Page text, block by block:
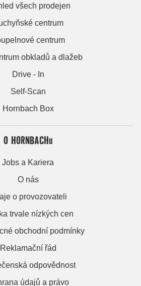
všech prodejen
centrum
centrum
obkladů a dlažeb
Drive - In
Self-Scan
Hornbach Box
O HORNBACHu
Jobs a Kariera
O nás
o provozovateli
trvale nízkých cen
obchodní podmínky
Reklamační řád
odpovědnost
údajů a právo